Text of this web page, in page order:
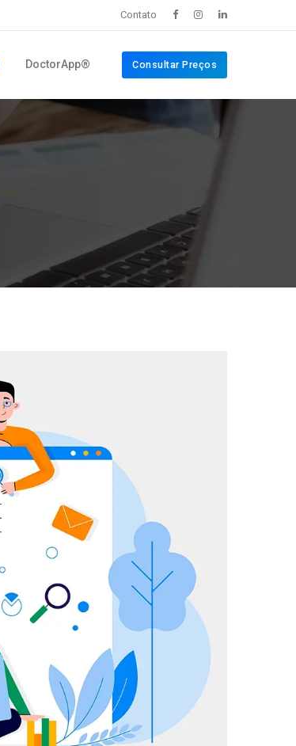
Contato
DoctorApp® Consultar Preços